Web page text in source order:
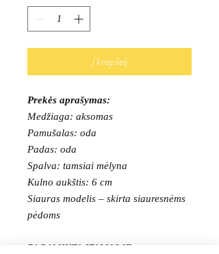
Į krepšelį
Prekės aprašymas:
Medžiaga: aksomas
Pamušalas: oda
Padas: oda
Spalva: tamsiai mėlyna
Kulno aukštis: 6 cm
Siauras modelis – skirta siauresnėms
pėdoms
PAGAMINTA ITALIJOJE